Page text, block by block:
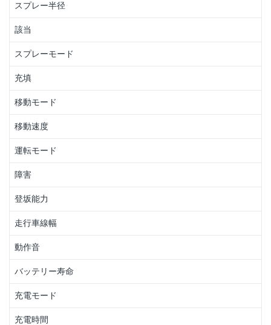
スプレー半径
該当
スプレーモード
充填
移動モード
移動速度
運転モード
障害
登坂能力
走行車線幅
動作音
バッテリー寿命
充電モード
充電時間